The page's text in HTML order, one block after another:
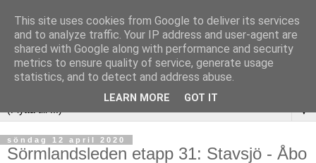
▼
söndag 12 april 2020
Sörmlandsleden etapp 31: Stavsjö - Åbo
This site uses cookies from Google to deliver its services
and to analyze traffic. Your IP address and user-agent are
shared with Google along with performance and security
metrics to ensure quality of service, generate usage
statistics, and to detect and address abuse.
LEARN MORE GOT IT